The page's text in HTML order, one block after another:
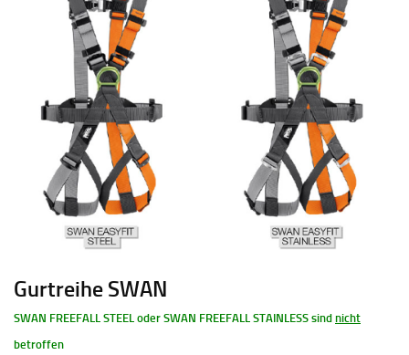
Gurtreihe SWAN
SWAN FREEFALL STEEL oder SWAN FREEFALL STAINLESS sindnicht
betroffen